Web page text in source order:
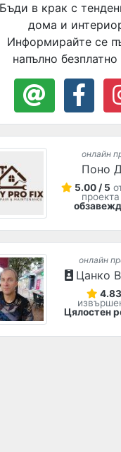
Бъди в крак с
дома и
Информирайте се
напълно безплатно
онлайн
Поно
5.00 / 5
онлайн
Цанко
Цялостен